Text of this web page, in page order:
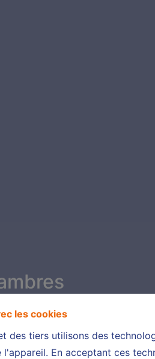
les cookies
des tiers utilisons des
En acceptant ces